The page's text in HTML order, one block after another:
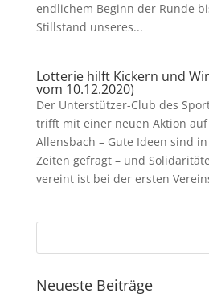
endlichem Beginn der Runde
Stillstand unseres...
Lotterie hilft Kickern und
vom 10.12.2020)
Der Unterstützer-Club des
trifft mit einer neuen Aktion auf
Allensbach – Gute Ideen sind
Zeiten gefragt – und
vereint ist bei der ersten
Neueste Beiträge